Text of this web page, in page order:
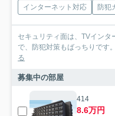
インターネット対応
防犯
セキュリティ面は、TVイン
で、防犯対策もばっちりです
る
募集中の部屋
414
8.6万円